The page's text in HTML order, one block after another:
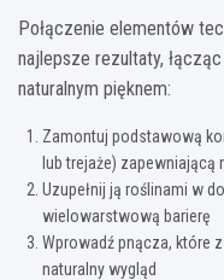
Połączenie elementów
najlepsze rezultaty,
naturalnym pięknem:
Zamontuj podstawową
lub trejaże)
Uzupełnij ją roślinami w
wielowarstwową barierę
Wprowadź pnącza, które
naturalny wygląd